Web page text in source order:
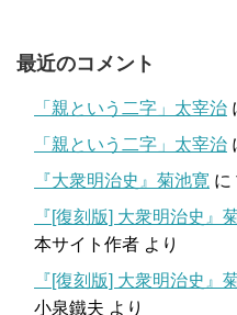
最近のコメント
「親という二字」太宰治
「親という二字」太宰治
『大衆明治史』菊池寛 に
『[復刻版] 大衆明治史』
本サイト作者 より
『[復刻版] 大衆明治史』
小泉鐵夫 より